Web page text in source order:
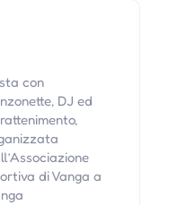
con
DJ ed
di Vanga a